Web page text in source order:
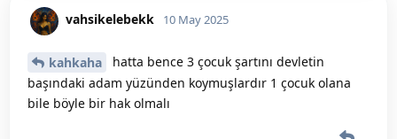
vahsikelebekk 10 May 2025
kahkaha
hatta bence 3 çocuk şartını devletin
başındaki adam yüzünden koymuşlardır 1 çocuk olana
bile böyle bir hak olmalı